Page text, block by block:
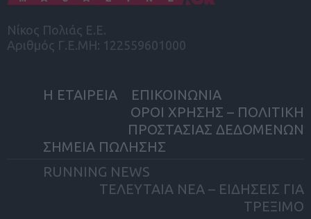
Νίκος Πολιάς Ε.Ε.
Αριθμός Γ.Ε.ΜΗ: 122559601000
Η ΕΤΑΙΡΕΙΑ
ΕΠΙΚΟΙΝΩΝΙΑ
ΟΡΟΙ ΧΡΗΣΗΣ – ΠΟΛΙΤΙΚΗ
ΠΡΟΣΤΑΣΙΑΣ ΔΕΔΟΜΕΝΩΝ
ΣΗΜΕΙΑ ΠΩΛΗΣΗΣ
RUNNING NEWS
ΤΕΛΕΥΤΑΙΑ ΝΕΑ – ΕΙΔΗΣΕΙΣ ΓΙΑ
ΤΡΕΞΙΜΟ